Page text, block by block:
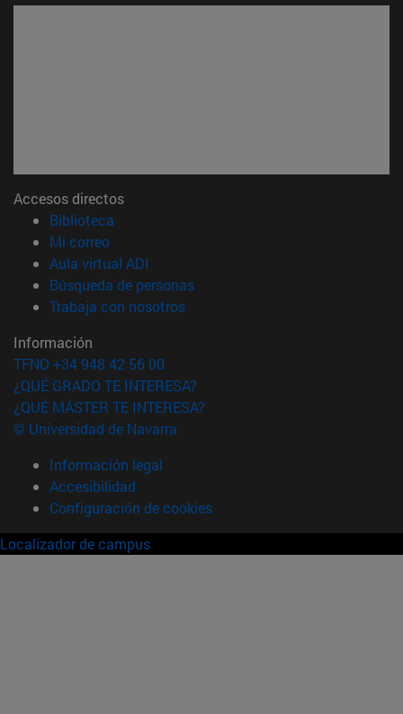
Accesos directos
Biblioteca
Mi correo(abre en nueva ventana)
Aula virtual ADI
Búsqueda de personas(abre en nueva ventana)
Trabaja con nosotros(abre en nueva ventana)
Información
TFNO +34 948 42 56 00
¿QUÉ GRADO TE INTERESA?
¿QUÉ MÁSTER TE INTERESA?
© Universidad de Navarra
Información legal
Accesibilidad
Configuración de cookies
Localizador de campus